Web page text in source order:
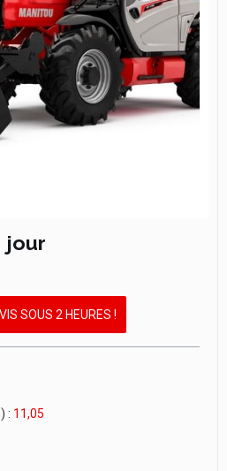
jour
SOUS 2 HEURES !
: 11,05